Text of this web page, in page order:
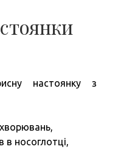
настоянку з
в носоглотці,